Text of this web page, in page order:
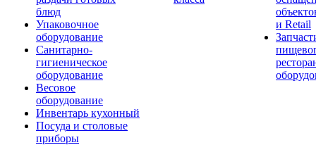
блюд
Упаковочное
оборудование
Санитарно-
гигиеническое
оборудование
Весовое
оборудование
Инвентарь кухонный
Посуда и столовые
приборы
и Retail